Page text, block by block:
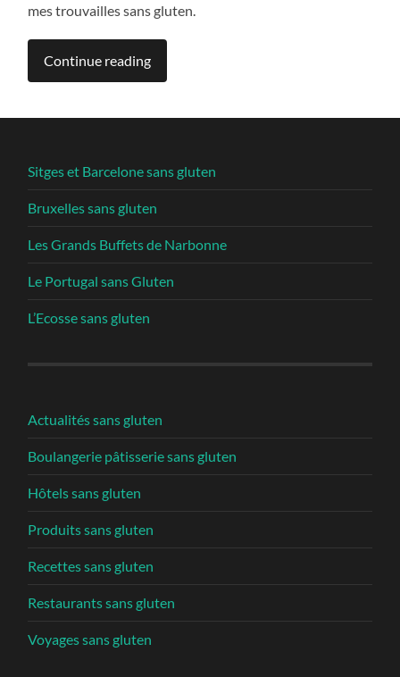
mes trouvailles sans gluten.
Continue reading
Sitges et Barcelone sans gluten
Bruxelles sans gluten
Les Grands Buffets de Narbonne
Le Portugal sans Gluten
L’Ecosse sans gluten
Actualités sans gluten
Boulangerie pâtisserie sans gluten
Hôtels sans gluten
Produits sans gluten
Recettes sans gluten
Restaurants sans gluten
Voyages sans gluten